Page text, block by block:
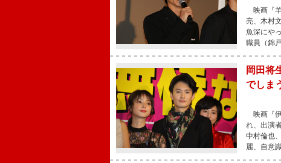
映画『
亮、木村
魚深にや
職員（錦
岡田将
でしま
映画『
れ、出演
中村倫也
麗、自意